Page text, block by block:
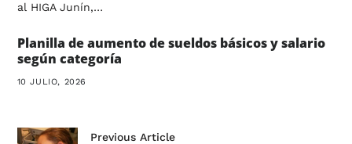
al HIGA Junín,…
Planilla de aumento de sueldos básicos y salario
según categoría
10 JULIO, 2026
Previous Article